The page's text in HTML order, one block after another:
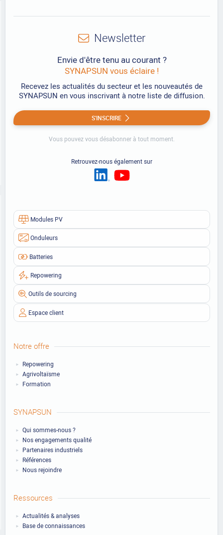
Modules PV
Onduleurs
Batteries
Repowering
Outils de sourcing
Espace client
Notre offre
Repowering
Agrivoltaïsme
Formation
SYNAPSUN
Qui sommes-nous ?
Nos engagements qualité
Partenaires industriels
Références
Nous rejoindre
Ressources
Actualités & analyses
Base de connaissances
Newsletter
Envie d'être tenu au courant ?
SYNAPSUN vous éclaire !
Recevez les actualités du secteur et les nouveautés de
SYNAPSUN en vous inscrivant à notre liste de diffusion.
S'INSCRIRE
Vous pouvez vous désabonner à tout moment.
Retrouvez-nous également sur